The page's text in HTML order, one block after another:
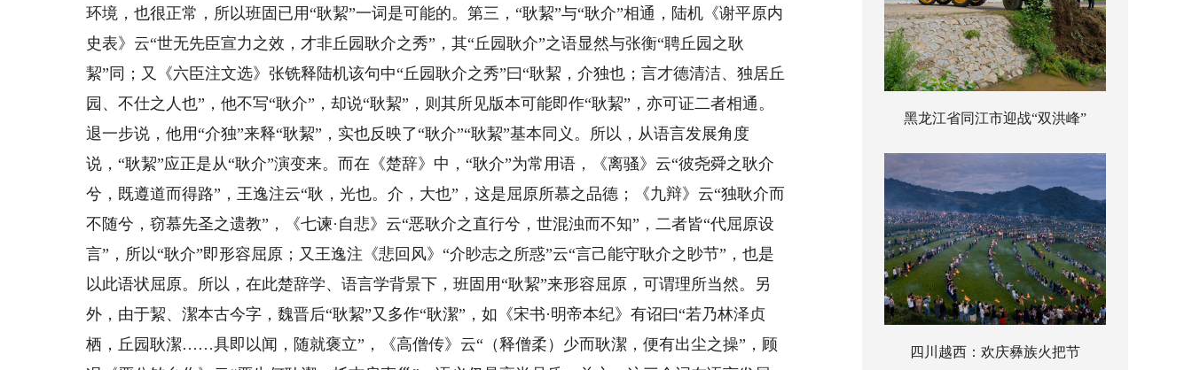
环境，也很正常，所以班固已用“耿絜”一词是可能的。第三，“耿絜”与“耿介”相通，陆机《谢平原内
史表》云“世无先臣宣力之效，才非丘园耿介之秀”，其“丘园耿介”之语显然与张衡“聘丘园之耿
絜”同；又《六臣注文选》张铣释陆机该句中“丘园耿介之秀”曰“耿絜，介独也；言才德清洁、独居丘
园、不仕之人也”，他不写“耿介”，却说“耿絜”，则其所见版本可能即作“耿絜”，亦可证二者相通。
退一步说，他用“介独”来释“耿絜”，实也反映了“耿介”“耿絜”基本同义。所以，从语言发展角度
说，“耿絜”应正是从“耿介”演变来。而在《楚辞》中，“耿介”为常用语，《离骚》云“彼尧舜之耿介
兮，既遵道而得路”，王逸注云“耿，光也。介，大也”，这是屈原所慕之品德；《九辩》云“独耿介而
不随兮，窃慕先圣之遗教”，《七谏·自悲》云“恶耿介之直行兮，世混浊而不知”，二者皆“代屈原设
言”，所以“耿介”即形容屈原；又王逸注《悲回风》“介眇志之所惑”云“言己能守耿介之眇节”，也是
以此语状屈原。所以，在此楚辞学、语言学背景下，班固用“耿絜”来形容屈原，可谓理所当然。另
外，由于絜、潔本古今字，魏晋后“耿絜”又多作“耿潔”，如《宋书·明帝本纪》有诏曰“若乃林泽贞
栖，丘园耿潔……具即以闻，随就褒立”，《高僧传》云“（释僧柔）少而耿潔，便有出尘之操”，顾
黑龙江省同江市迎战“双洪峰”
四川越西：欢庆彝族火把节